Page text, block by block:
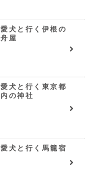
愛犬と行く伊根の
舟屋
愛犬と行く東京都
内の神社
愛犬と行く馬籠宿